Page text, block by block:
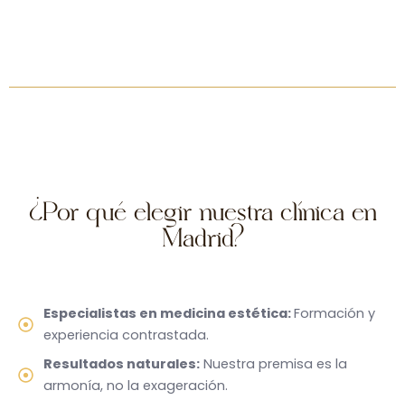
¿Por qué elegir nuestra clínica en
Madrid?
Especialistas en medicina estética:Formación y
experiencia contrastada.
Resultados naturales: Nuestra premisa es la
armonía, no la exageración.